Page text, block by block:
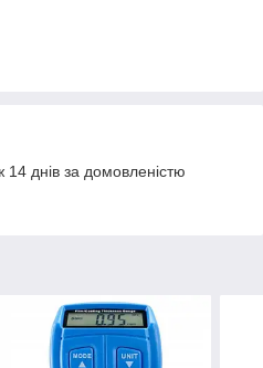
днів за домовленістю